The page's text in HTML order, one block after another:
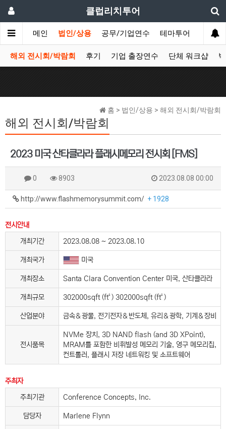
클럽리치투어
메인 법인/상용 공무/기업연수 테마투어 데이투
해외 전시회/박람회 후기 기업 출장연수 단체 워크샵
홈 > 법인/상용 > 해외 전시회/박람회
해외 전시회/박람회
2023 미국 산타클라라 플래시메모리 전시회 [FMS]
0 8903 2023.08.08 00:00
http://www.flashmemorysummit.com/ + 1928
전시안내
개최기간
2023.08.08 ~ 2023.08.10
개최국가 미국
개최장소 Santa Clara Convention Center 미국, 산타클라라
개최규모 302000sqft (ft²) 302000sqft (ft²)
산업분야 금속＆광물, 전기전자＆반도체, 유리＆광학, 기계＆장비
전시품목
NVMe 장치, 3D NAND flash (and 3D XPoint),
MRAM를 포함한 비휘발성 메모리 기술, 영구 메모리칩,
컨트롤러, 플래시 저장 네트워킹 및 소프트웨어
주최자
주최기관
Conference Concepts, Inc.
담당자 Marlene Flynn